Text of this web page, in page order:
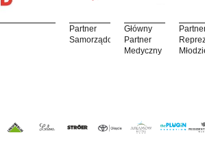
Partner
Samorządowy
Główny
Partner
Medyczny